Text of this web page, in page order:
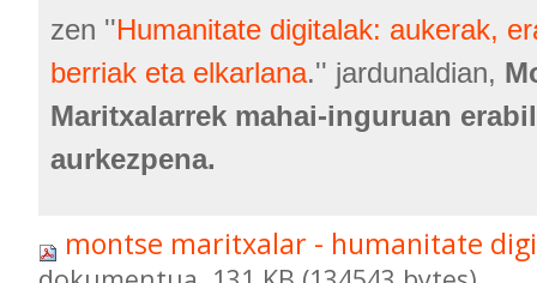
zen ''Humanitate digitalak: aukerak,
berriak eta elkarlana.'' jardunaldian,
Maritxalarrek mahai-inguruan
aurkezpena.
montse maritxalar - humanitate